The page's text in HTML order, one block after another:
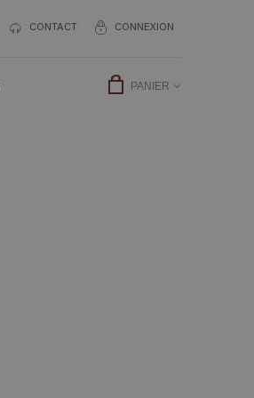
CONNEXION
CONTACT
PANIER